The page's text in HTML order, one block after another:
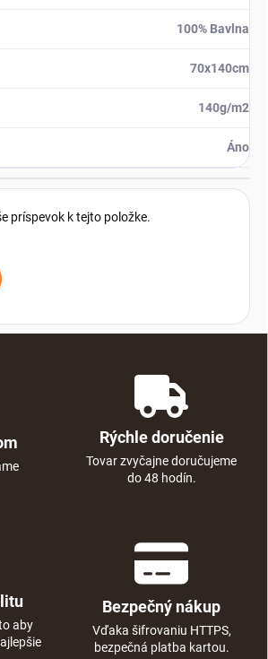
100% Bavlna
70x140cm
140g/m2
Áno
príspevok k tejto položke.
Rýchle doručenie
Tovar zvyčajne doručujeme
do 48 hodín.
aby
Bezpečný nákup
Vďaka šifrovaniu HTTPS,
bezpečná platba kartou.